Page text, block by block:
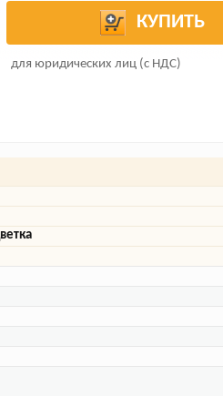
КУПИТЬ
для юридических лиц (с НДС)